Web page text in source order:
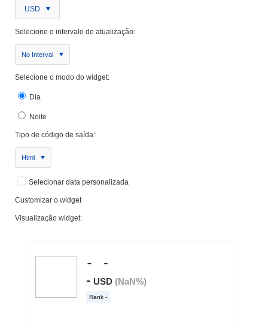
USD
Selecione o intervalo de atualização:
No Interval
Selecione o modo do widget:
Dia
Noite
Tipo de código de saída:
Html
Selecionar data personalizada
Customizar o widget
Visualização widget: